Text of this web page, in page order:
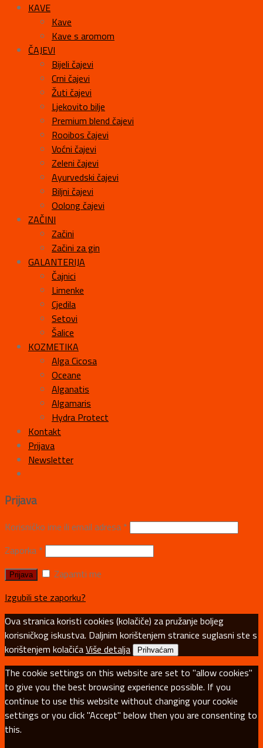
KAVE
Kave
Kave s aromom
ČAJEVI
Bijeli čajevi
Crni čajevi
Žuti čajevi
Ljekovito bilje
Premium blend čajevi
Rooibos čajevi
Voćni čajevi
Zeleni čajevi
Ayurvedski čajevi
Biljni čajevi
Oolong čajevi
ZAČINI
Začini
Začini za gin
GALANTERIJA
Čajnici
Limenke
Cjedila
Setovi
Šalice
KOZMETIKA
Alga Cicosa
Oceane
Alganatis
Algamaris
Hydra Protect
Kontakt
Prijava
Newsletter
Prijava
Korisničko ime ili email adresa *
Zaporka *
Zapamti me
Izgubili ste zaporku?
Ova stranica koristi cookies (kolačiče) za pružanje boljeg
korisničkog iskustva. Daljnim korištenjem stranice suglasni ste s
korištenjem kolačićaViše detalja Prihvaćam
The cookie settings on this website are set to "allow cookies"
to give you the best browsing experience possible. If you
continue to use this website without changing your cookie
settings or you click "Accept" below then you are consenting to
this.